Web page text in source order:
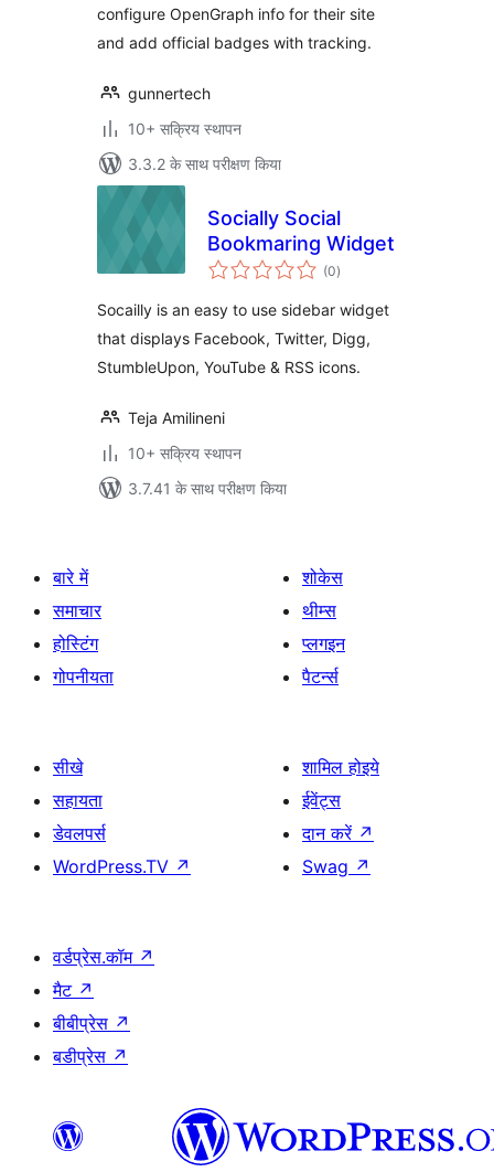
configure OpenGraph info for their site
and add official badges with tracking.
gunnertech
10+ सक्रिय स्थापन
3.3.2 के साथ परीक्षण किया
Socially Social
Bookmaring Widget
(0कुल
दर)
Socailly is an easy to use sidebar widget
that displays Facebook, Twitter, Digg,
StumbleUpon, YouTube & RSS icons.
Teja Amilineni
10+ सक्रिय स्थापन
3.7.41 के साथ परीक्षण किया
बारे में
समाचार
होस्टिंग
गोपनीयता
शोकेस
थीम्स
प्लगइन
पैटर्न्स
सीखे
सहायता
डेवलपर्स
WordPress.TV ↗
शामिल होइये
ईवेंट्स
दान करें ↗
Swag ↗
वर्डप्रेस.कॉम ↗
मैट ↗
बीबीप्रेस ↗
बडीप्रेस ↗